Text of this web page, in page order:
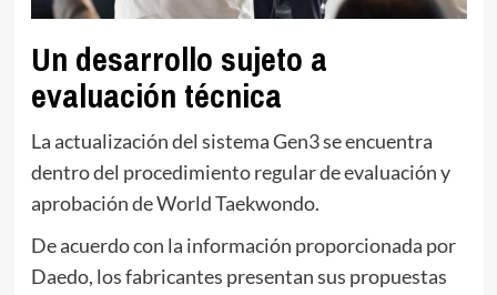
Un desarrollo sujeto a
evaluación técnica
La actualización del sistema Gen3 se encuentra
dentro del procedimiento regular de evaluación y
aprobación de World Taekwondo.
De acuerdo con la información proporcionada por
Daedo, los fabricantes presentan sus propuestas